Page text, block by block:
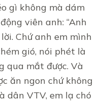
gì không mà dám
viên anh: “Anh
Chứ anh em mình
gió, nói phét là
qua mắt được. Và
ăn ngon chứ không
dân VTV, em lạ chó